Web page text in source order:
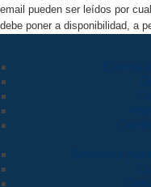
email pueden ser leídos por
debe poner a disponibilidad, a